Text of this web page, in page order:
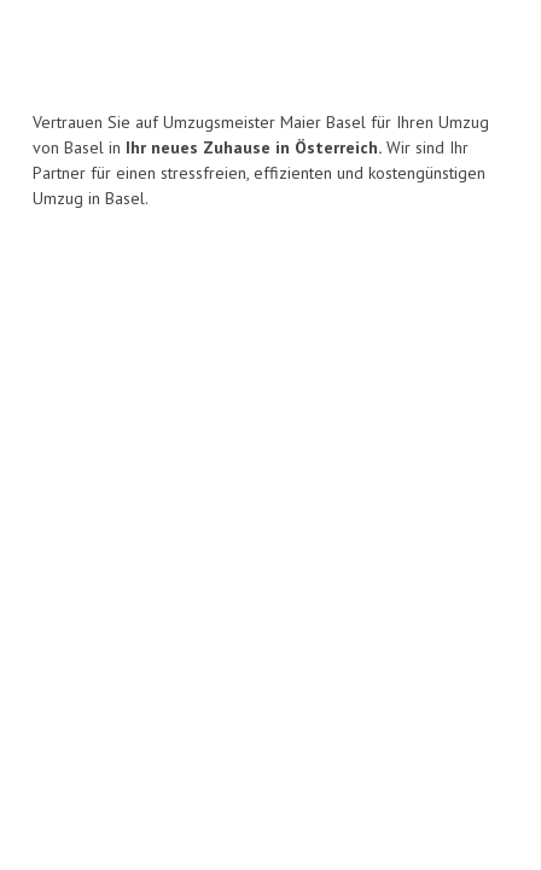
Vertrauen Sie auf Umzugsmeister Maier Basel für Ihren Umzug
von Basel in Ihr neues Zuhause in Österreich. Wir sind Ihr
Partner für einen stressfreien, effizienten und kostengünstigen
Umzug in Basel.